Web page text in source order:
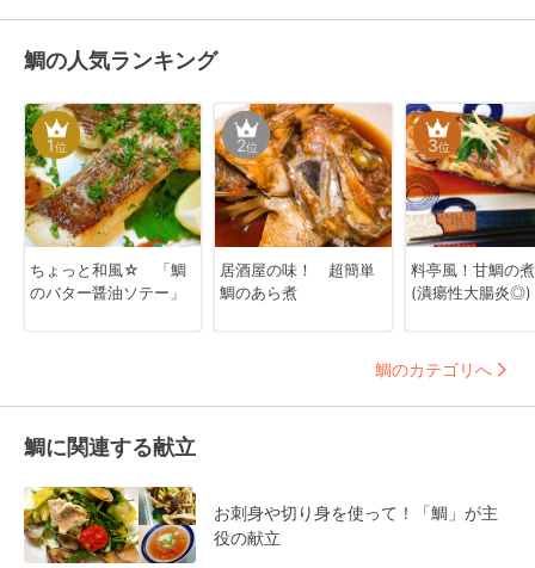
鯛の人気ランキング
1位
ちょっと和風☆ 「鯛
のバター醤油ソテー」
2位
居酒屋の味！ 超簡単
鯛のあら煮
3位
料亭風！甘鯛の
(潰瘍性大腸炎◎)
鯛のカテゴリへ
鯛に関連する献立
お刺身や切り身を使って！「鯛」が主
役の献立